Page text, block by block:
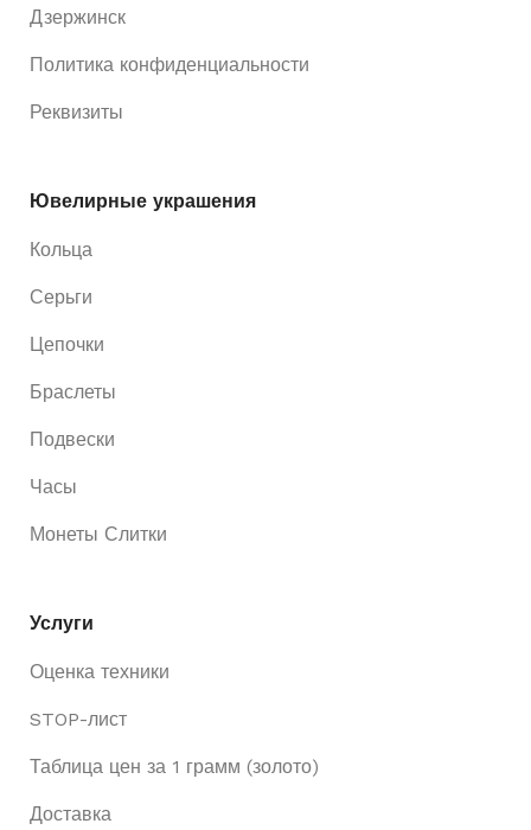
Дзержинск
Политика конфиденциальности
Реквизиты
Ювелирные украшения
Кольца
Серьги
Цепочки
Браслеты
Подвески
Часы
Монеты Слитки
Услуги
Оценка техники
STOP-лист
Таблица цен за 1 грамм (золото)
Доставка